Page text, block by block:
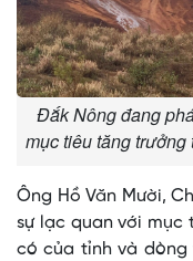
Đắk Nông đang
mục tiêu tăng
Ông Hồ Văn Mười,
sự lạc quan với mục
có của tỉnh và